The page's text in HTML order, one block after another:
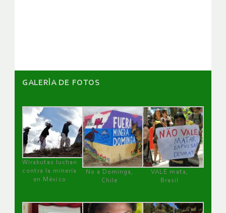
GALERÌA DE FOTOS
Wirakutas luchan
contra la minería
en México
No a Dominga,
Chile
VALE mata,
Brasil